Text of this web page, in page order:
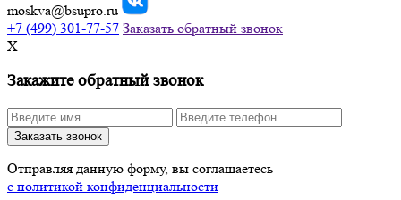
moskva@bsupro.ru
+7 (499) 301-77-57 Заказать обратный звонок
X
Закажите обратный звонок
Заказать звонок
Отправляя данную форму, вы соглашаетесь
с политикой конфиденциальности